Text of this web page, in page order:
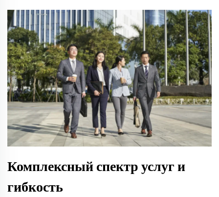
Комплексный спектр услуг и
гибкость